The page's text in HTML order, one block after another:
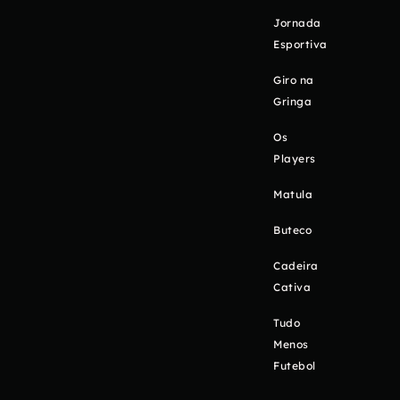
Jornada
Esportiva
Giro na
Gringa
Os
Players
Matula
Buteco
Cadeira
Cativa
Tudo
Menos
Futebol